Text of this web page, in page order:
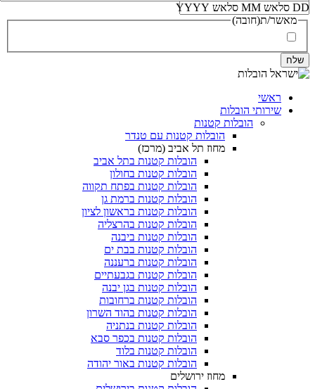
DD סלאש MM סלאש YYYY
מאשר/ת(חובה)
ראשי
שירותי הובלות
הובלות קטנות
הובלות קטנות עם טנדר
מחוז תל אביב (מרכז)
הובלות קטנות בתל אביב
הובלות קטנות בחולון​
הובלות קטנות בפתח תקווה
הובלות קטנות ברמת גן
הובלות קטנות בראשון לציון
הובלות קטנות בהרצליה
הובלות קטנות ביבנה
הובלות קטנות בבת ים
הובלות קטנות ברעננה
הובלות קטנות בגבעתיים
הובלות קטנות בגן יבנה
הובלות קטנות ברחובות
הובלות קטנות בהוד השרון
הובלות קטנות בנתניה
הובלות קטנות בכפר סבא
הובלות קטנות בלוד
הובלות קטנות באור יהודה
מחוז ירושלים